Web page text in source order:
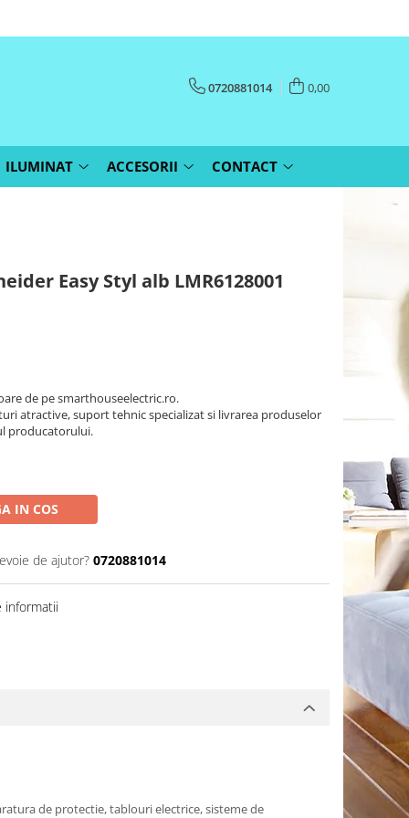
0720881014 0,00
ILUMINAT ACCESORII CONTACT
Easy Styl alb LMR6128001
de pe smarthouseelectric.ro.
atractive, suport tehnic specializat si livrarea produselor
producatorului.
IN COS
de ajutor? 0720881014
informatii
de protectie, tablouri electrice, sisteme de